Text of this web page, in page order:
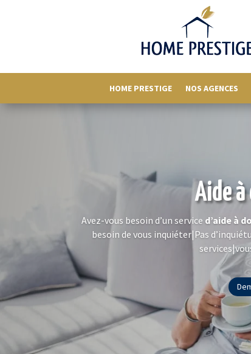
HOME PRESTIGE NOS AGENCES
Aide
Avez-vous besoin d’un service d’aide à
besoin de vous inquiéter|Pas